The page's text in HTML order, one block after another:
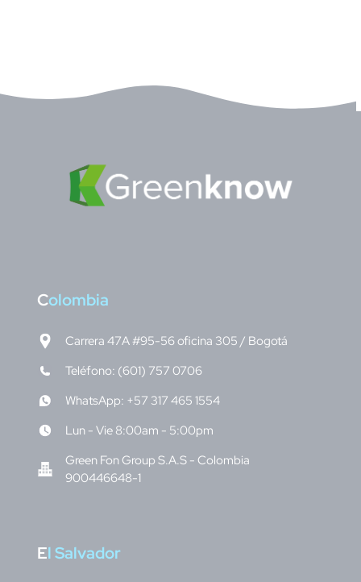
Colombia
Carrera 47A #95-56 oficina 305 / Bogotá
Teléfono: (601) 757 0706
WhatsApp: +57 317 465 1554
Lun - Vie 8:00am - 5:00pm
Green Fon Group S.A.S - Colombia
900446648-1
El Salvador